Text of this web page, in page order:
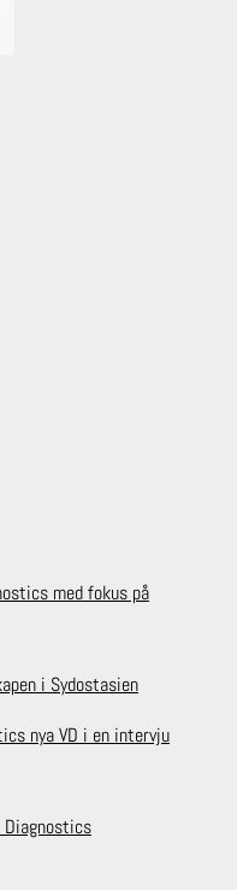
med fokus på
i Sydostasien
nya VD i en intervju